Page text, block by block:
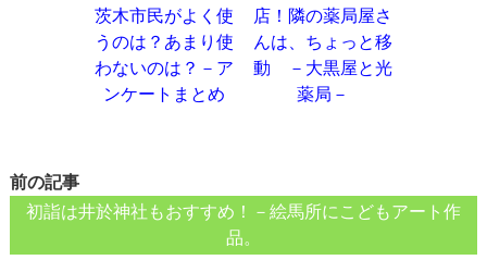
茨木市民がよく使
うのは？あまり使
わないのは？－ア
ンケートまとめ
店！隣の薬局屋さ
んは、ちょっと移
動 －大黒屋と光
薬局－
前の記事
初詣は井於神社もおすすめ！－絵馬所にこどもアート作
品。